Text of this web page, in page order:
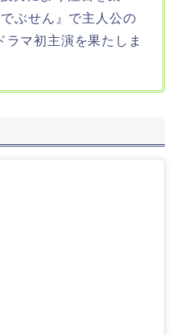
ぶせん』で主人公の
マ初主演を果たしま